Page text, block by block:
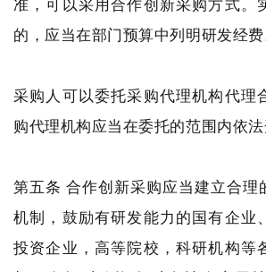
的，应当在部门预算中列明研发经费
采购人可以委托采购代理机构代理
购代理机构应当在委托的范围内依法
第五条 合作创新采购应当建立合理
机制，鼓励有研发能力的国有企业
投资企业，高等院校，科研机构等